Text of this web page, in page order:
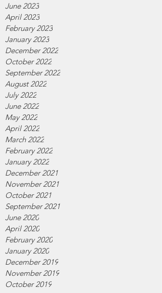
June 2023
April 2023
February 2023
January 2023
December 2022
October 2022
September 2022
August 2022
July 2022
June 2022
May 2022
April 2022
March 2022
February 2022
January 2022
December 2021
November 2021
October 2021
September 2021
June 2020
April 2020
February 2020
January 2020
December 2019
November 2019
October 2019